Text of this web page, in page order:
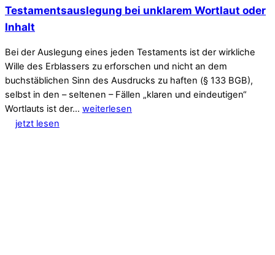
Testamentsauslegung bei unklarem Wortlaut oder
Inhalt
Bei der Auslegung eines jeden Testaments ist der wirkliche
Wille des Erblassers zu erforschen und nicht an dem
buchstäblichen Sinn des Ausdrucks zu haften (§ 133 BGB),
selbst in den – seltenen – Fällen „klaren und eindeutigen“
Wortlauts ist der… weiterlesen
jetzt lesen